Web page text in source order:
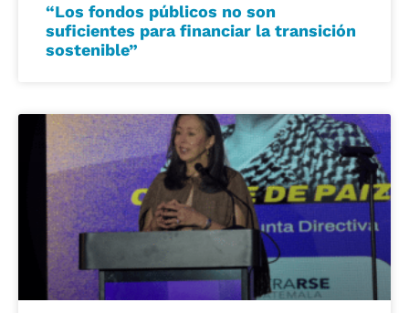
“Los fondos públicos no son
suficientes para financiar la transición
sostenible”